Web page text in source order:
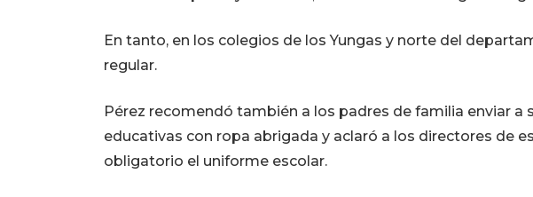
En tanto, en los colegios de los Yungas y norte del
regular.
Pérez recomendó también a los padres de familia enviar a
educativas con ropa abrigada y aclaró a los directores de
obligatorio el uniforme escolar.